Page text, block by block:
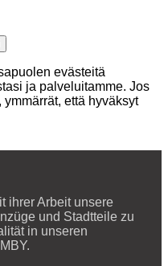
evästeitä
ja palveluitamme. Jos
että hyväksyt
ihrer Arbeit unsere
und Stadtteile zu
in unseren